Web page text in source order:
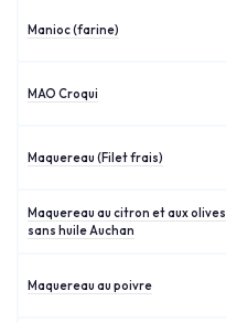
Manioc (farine)
MAO Croqui
Maquereau (Filet frais)
Maquereau au citron et aux olives
sans huile Auchan
Maquereau au poivre